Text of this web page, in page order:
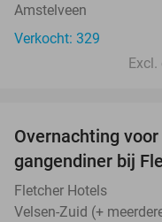
Amstelveen
Verkocht: 329
Overnachting
gangendiner bij
Fletcher Hotels
Velsen-Zuid (+